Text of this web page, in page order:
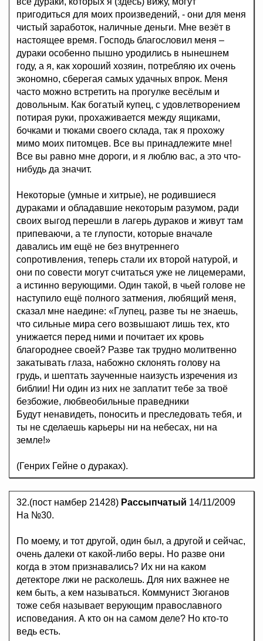
пригодиться для моих произведений, - они для меня
чистый заработок, наличные деньги. Мне везёт в
настоящее время. Господь благословил меня –
дураки особенно пышно уродились в нынешнем
году, а я, как хороший хозяин, потребляю их очень
экономно, сберегая самых удачных впрок. Меня
часто можно встретить на прогулке весёлым и
довольным. Как богатый купец, с удовлетворением
потирая руки, прохаживается между ящиками,
бочками и тюками своего склада, так я прохожу
мимо моих питомцев. Все вы принадлежите мне!
Все вы равно мне дороги, и я люблю вас, а это что-
нибудь да значит.
Некоторые (умные и хитрые), не родившиеся
дураками и обладавшие некоторым разумом, ради
своих выгод перешли в лагерь дураков и живут там
припеваючи, а те глупости, которые вначале
давались им ещё не без внутреннего
сопротивления, теперь стали их второй натурой, и
они по совести могут считаться уже не лицемерами,
а истинно верующими. Один такой, в чьей голове не
наступило ещё полного затмения, любящий меня,
сказал мне наедине: «Глупец, разве ты не знаешь,
что сильные мира сего возвышают лишь тех, кто
унижается перед ними и почитает их кровь
благороднее своей? Разве так трудно молитвенно
закатывать глаза, набожно склонять голову на
грудь, и шептать заученные наизусть изречения из
библии! Ни один из них не заплатит тебе за твоё
безбожие, любвеобильные праведники
Будут ненавидеть, поносить и преследовать тебя, и
ты не сделаешь карьеры ни на небесах, ни на
земле!»
(Генрих Гейне о дураках).
32.(пост намбер 21428) Рассыпчатый 14/11/2009
На №30.
По моему, и тот другой, один был, а другой и сейчас,
очень далеки от какой-либо веры. Но разве они
когда в этом признавались? Их ни на каком
детекторе лжи не расколешь. Для них важнее не
кем быть, а кем называться. Коммунист Зюганов
тоже себя называет верующим православного
исповедания. А кто он на самом деле? Но кто-то
ведь есть.